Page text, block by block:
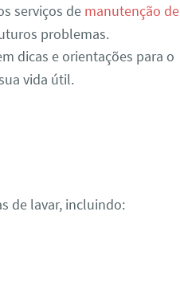
serviços de manutenção de
problemas.
dicas e orientações para o
vida útil.
de lavar, incluindo: